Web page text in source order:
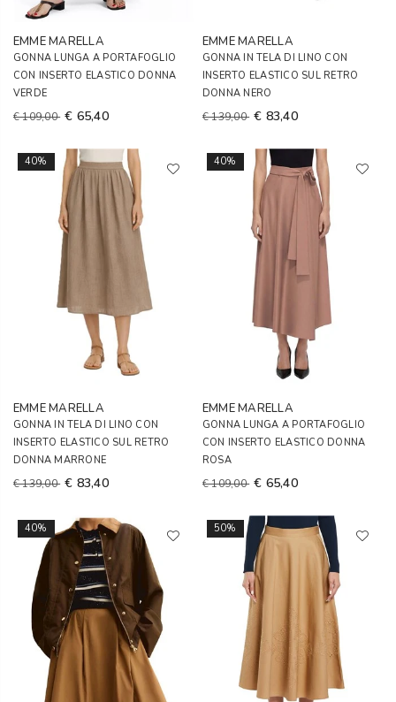
EMME MARELLA
GONNA LUNGA A PORTAFOGLIO
CON INSERTO ELASTICO DONNA
VERDE
€ 109,00 € 65,40
EMME MARELLA
GONNA IN TELA DI LINO CON
INSERTO ELASTICO SUL RETRO
DONNA NERO
€ 139,00 € 83,40
40%
EMME MARELLA
GONNA IN TELA DI LINO CON
INSERTO ELASTICO SUL RETRO
DONNA MARRONE
€ 139,00 € 83,40
40%
EMME MARELLA
GONNA LUNGA A PORTAFOGLIO
CON INSERTO ELASTICO DONNA
ROSA
€ 109,00 € 65,40
40% 50%